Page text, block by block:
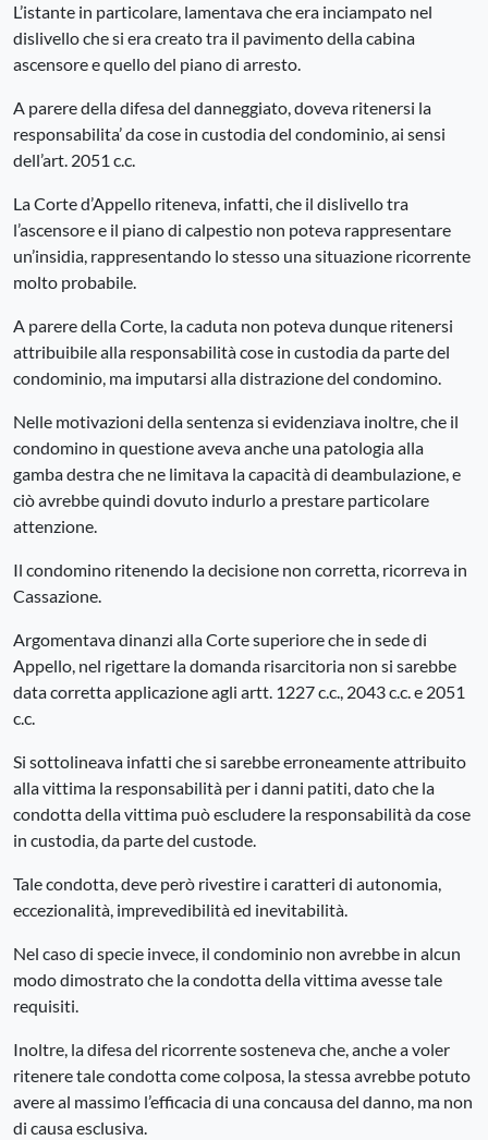
L’istante in particolare, lamentava che era inciampato nel
dislivello che si era creato tra il pavimento della cabina
ascensore e quello del piano di arresto.
A parere della difesa del danneggiato, doveva ritenersi la
responsabilita’ da cose in custodia del condominio, ai sensi
dell’art. 2051 c.c.
La Corte d’Appello riteneva, infatti, che il dislivello tra
l’ascensore e il piano di calpestio non poteva rappresentare
un’insidia, rappresentando lo stesso una situazione ricorrente
molto probabile.
A parere della Corte, la caduta non poteva dunque ritenersi
attribuibile alla responsabilità cose in custodia da parte del
condominio, ma imputarsi alla distrazione del condomino.
Nelle motivazioni della sentenza si evidenziava inoltre, che il
condomino in questione aveva anche una patologia alla
gamba destra che ne limitava la capacità di deambulazione, e
ciò avrebbe quindi dovuto indurlo a prestare particolare
attenzione.
Il condomino ritenendo la decisione non corretta, ricorreva in
Cassazione.
Argomentava dinanzi alla Corte superiore che in sede di
Appello, nel rigettare la domanda risarcitoria non si sarebbe
data corretta applicazione agli artt. 1227 c.c., 2043 c.c. e 2051
c.c.
Si sottolineava infatti che si sarebbe erroneamente attribuito
alla vittima la responsabilità per i danni patiti, dato che la
condotta della vittima può escludere la responsabilità da cose
in custodia, da parte del custode.
Tale condotta, deve però rivestire i caratteri di autonomia,
eccezionalità, imprevedibilità ed inevitabilità.
Nel caso di specie invece, il condominio non avrebbe in alcun
modo dimostrato che la condotta della vittima avesse tale
requisiti.
Inoltre, la difesa del ricorrente sosteneva che, anche a voler
ritenere tale condotta come colposa, la stessa avrebbe potuto
avere al massimo l’efficacia di una concausa del danno, ma non
di causa esclusiva.